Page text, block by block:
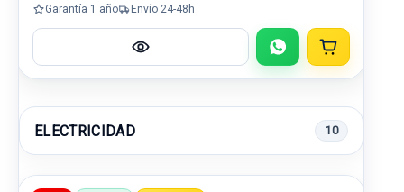
Garantía 1 año Envío 24-48h
ELECTRICIDAD 10